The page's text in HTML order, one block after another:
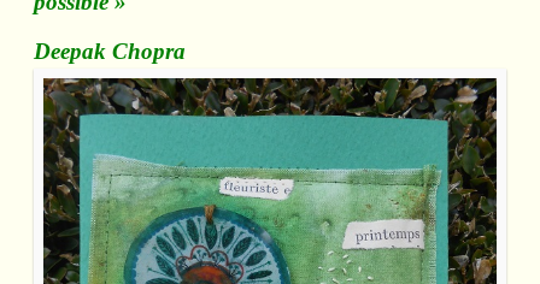
Deepak Chopra